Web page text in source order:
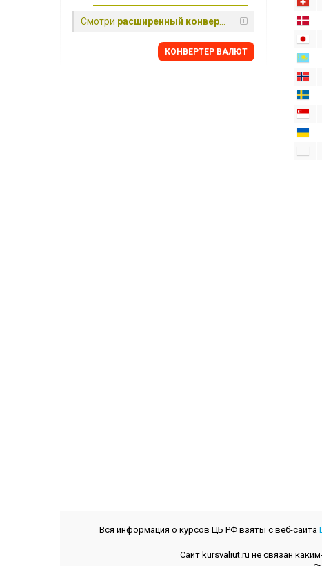
Смотри расширенный конвертер
КОНВЕРТЕР ВАЛЮТ
Вся информация о курсов ЦБ РФ взяты с веб-сайта
Сайт kursvaliut.ru не связан